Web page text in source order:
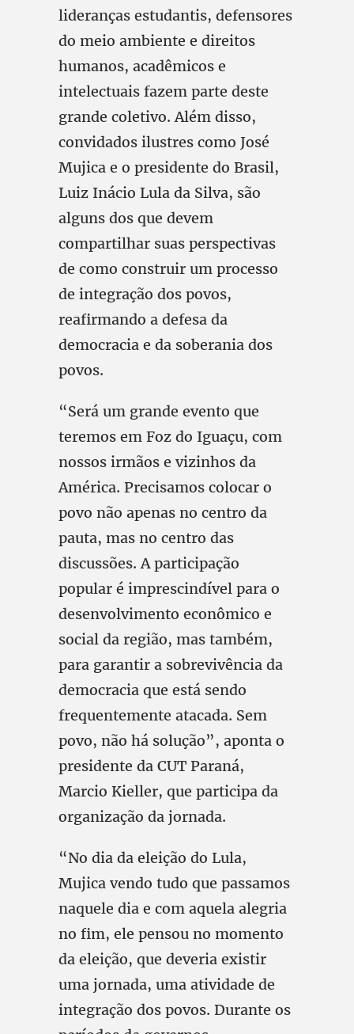
lideranças estudantis, defensores
do meio ambiente e direitos
humanos, acadêmicos e
intelectuais fazem parte deste
grande coletivo. Além disso,
convidados ilustres como José
Mujica e o presidente do Brasil,
Luiz Inácio Lula da Silva, são
alguns dos que devem
compartilhar suas perspectivas
de como construir um processo
de integração dos povos,
reafirmando a defesa da
democracia e da soberania dos
povos.
“Será um grande evento que
teremos em Foz do Iguaçu, com
nossos irmãos e vizinhos da
América. Precisamos colocar o
povo não apenas no centro da
pauta, mas no centro das
discussões. A participação
popular é imprescindível para o
desenvolvimento econômico e
social da região, mas também,
para garantir a sobrevivência da
democracia que está sendo
frequentemente atacada. Sem
povo, não há solução”, aponta o
presidente da CUT Paraná,
Marcio Kieller, que participa da
organização da jornada.
“No dia da eleição do Lula,
Mujica vendo tudo que passamos
naquele dia e com aquela alegria
no fim, ele pensou no momento
da eleição, que deveria existir
uma jornada, uma atividade de
integração dos povos. Durante os